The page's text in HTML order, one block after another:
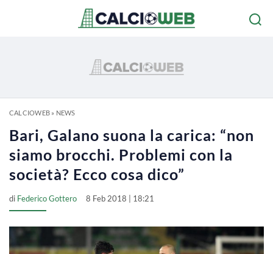
CALCIOWEB» NEWS
Bari, Galano suona la carica: “non
siamo brocchi. Problemi con la
società? Ecco cosa dico”
di Federico Gottero 8 Feb 2018 | 18:21